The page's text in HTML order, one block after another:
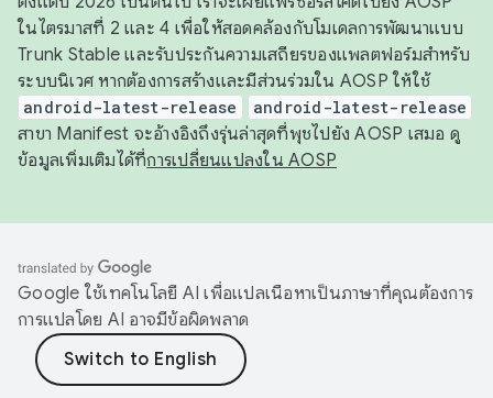
ในไตรมาสที่ 2 และ 4 เพื่อให้สอดคล้องกับโมเดลการพัฒนาแบบ
Trunk Stable และรับประกันความเสถียรของแพลตฟอร์มสำหรับ
ระบบนิเวศ หากต้องการสร้างและมีส่วนร่วมใน AOSP ให้ใช้
android-latest-release android-latest-release
สาขา Manifest จะอ้างอิงถึงรุ่นล่าสุดที่พุชไปยัง AOSP เสมอ ดู
ข้อมูลเพิ่มเติมได้ที่การเปลี่ยนแปลงใน AOSP
Google ใช้เทคโนโลยี AI เพื่อแปลเนื้อหาเป็นภาษาที่คุณต้องการ
การแปลโดย AI อาจมีข้อผิดพลาด